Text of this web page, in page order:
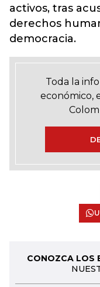
activos, tras
derechos
democracia.
Toda la
económico,
CONOZCA LOS